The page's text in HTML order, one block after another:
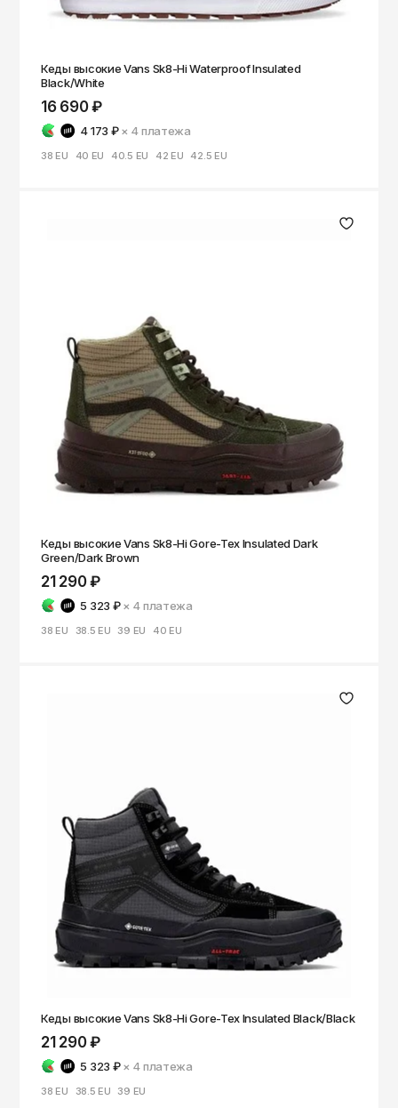
Кеды высокие Vans Sk8-Hi Waterproof Insulated
Black/White
16 690 ₽
4 173 ₽ × 4платежа
38 EU 40 EU 40.5 EU 42 EU 42.5 EU
Кеды высокие Vans Sk8-Hi Gore-Tex Insulated Dark
Green/Dark Brown
21 290 ₽
5 323 ₽ × 4платежа
38 EU 38.5 EU 39 EU 40 EU
Кеды высокие Vans Sk8-Hi Gore-Tex Insulated Black/Black
21 290 ₽
5 323 ₽ × 4платежа
38 EU 38.5 EU 39 EU